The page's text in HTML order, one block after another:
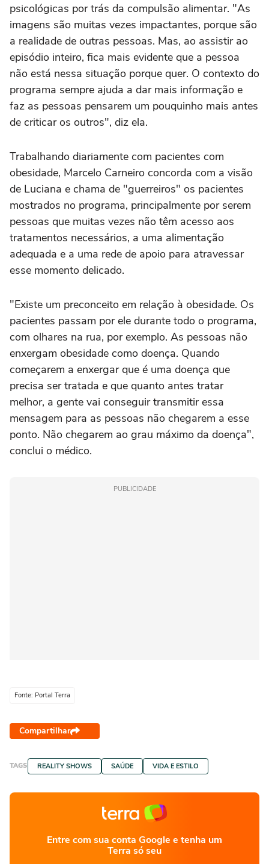
psicológicas por trás da compulsão alimentar. "As
imagens são muitas vezes impactantes, porque são
a realidade de outras pessoas. Mas, ao assistir ao
episódio inteiro, fica mais evidente que a pessoa
não está nessa situação porque quer. O contexto do
programa sempre ajuda a dar mais informação e
faz as pessoas pensarem um pouquinho mais antes
de criticar os outros", diz ela.
Trabalhando diariamente com pacientes com
obesidade, Marcelo Carneiro concorda com a visão
de Luciana e chama de "guerreiros" os pacientes
mostrados no programa, principalmente por serem
pessoas que muitas vezes não têm acesso aos
tratamentos necessários, a uma alimentação
adequada e a uma rede de apoio para atravessar
esse momento delicado.
"Existe um preconceito em relação à obesidade. Os
pacientes passam por ele durante todo o programa,
com olhares na rua, por exemplo. As pessoas não
enxergam obesidade como doença. Quando
começarem a enxergar que é uma doença que
precisa ser tratada e que quanto antes tratar
melhor, a gente vai conseguir transmitir essa
mensagem para as pessoas não chegarem a esse
ponto. Não chegarem ao grau máximo da doença",
conclui o médico.
PUBLICIDADE
Fonte: Portal Terra
Compartilhar
TAGS REALITY SHOWS SAÚDE VIDA E ESTILO
Entre com sua conta Google e tenha um
Terra só seu